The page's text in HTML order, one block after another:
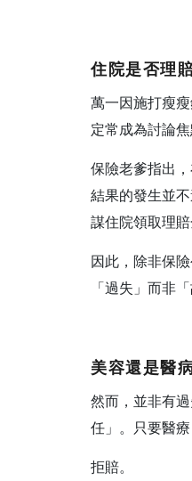
住院是否理
萬一因施打瘦
定常成為討論焦
保險老爹指出
結果的發生並
謀住院領取理賠
因此，除非保
「過失」而非
美容還是醫
然而，並非有
任」。只要醫
拒賠。